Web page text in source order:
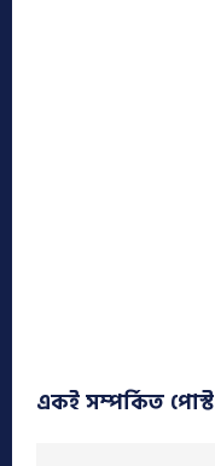
একই সম্পর্কিত পোস্ট